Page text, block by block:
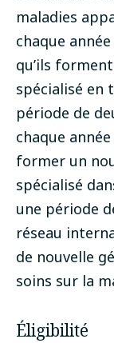
maladies
chaque
qu’ils
spécialisé en
période de
chaque
former un
spécialisé
une période
réseau
de nouvelle
soins sur la
Éligibilité